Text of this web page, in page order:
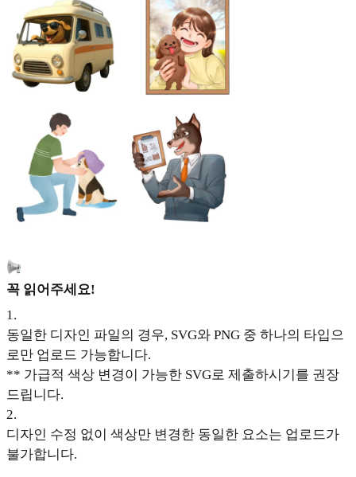
꼭 읽어주세요!
1.
동일한 디자인 파일의 경우, SVG와 PNG 중 하나의 타입으
로만 업로드 가능합니다.
** 가급적 색상 변경이 가능한 SVG로 제출하시기를 권장
드립니다.
2.
디자인 수정 없이 색상만 변경한 동일한 요소는 업로드가
불가합니다.